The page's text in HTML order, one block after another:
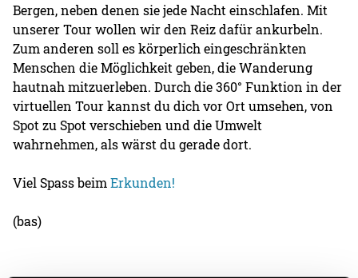
Bergen, neben denen sie jede Nacht einschlafen. Mit
unserer Tour wollen wir den Reiz dafür ankurbeln.
Zum anderen soll es körperlich eingeschränkten
Menschen die Möglichkeit geben, die Wanderung
hautnah mitzuerleben. Durch die 360° Funktion in der
virtuellen Tour kannst du dich vor Ort umsehen, von
Spot zu Spot verschieben und die Umwelt
wahrnehmen, als wärst du gerade dort.
Viel Spass beimErkunden!
(bas)